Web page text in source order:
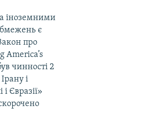
іноземними
є
про
America’s
чинності 2
і
Євразії»